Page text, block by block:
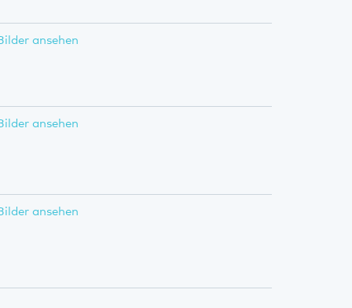
ansehen
ansehen
ansehen